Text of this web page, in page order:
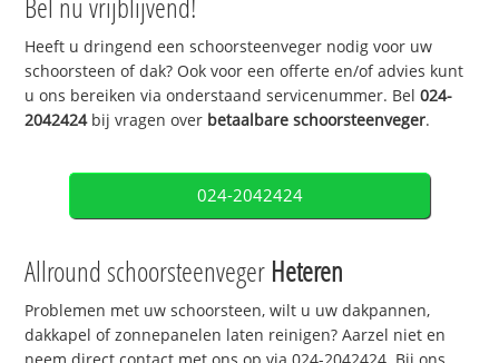
Heeft u dringend een schoorsteenveger nodig voor uw
schoorsteen of dak? Ook voor een offerte en/of advies kunt
u ons bereiken via onderstaand servicenummer. Bel024-
2042424bij vragen over betaalbare schoorsteenveger.
024-2042424
Allround schoorsteenveger Heteren
Problemen met uw schoorsteen, wilt u uw dakpannen,
dakkapel of zonnepanelen laten reinigen? Aarzel niet en